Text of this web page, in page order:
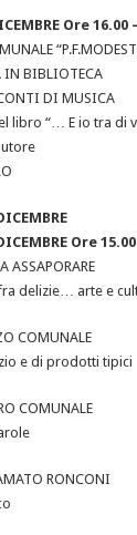
Ore 16.00
IN BIBLIOTECA
DI MUSICA
libro “… E io tra di
Ore
ASSAPORARE
delizie… arte e
COMUNALE
e di prodotti tipici
COMUNALE
RONCONI